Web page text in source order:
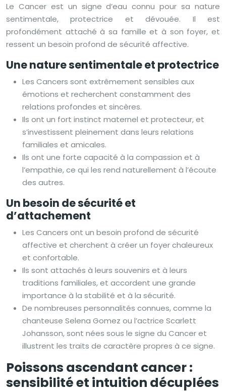
Le Cancer est un signe d’eau connu pour sa nature
sentimentale, protectrice et dévouée. Il est
profondément attaché à sa famille et à son foyer, et
ressent un besoin profond de sécurité affective.
Une nature sentimentale et protectrice
Les Cancers sont extrêmement sensibles aux
émotions et recherchent constamment des
relations profondes et sincères.
Ils ont un fort instinct maternel et protecteur, et
s’investissent pleinement dans leurs relations
familiales et amicales.
Ils ont une forte capacité à la compassion et à
l’empathie, ce qui les rend naturellement à l’écoute
des autres.
Un besoin de sécurité et
d’attachement
Les Cancers ont un besoin profond de sécurité
affective et cherchent à créer un foyer chaleureux
et confortable.
Ils sont attachés à leurs souvenirs et à leurs
traditions familiales, et accordent une grande
importance à la stabilité et à la sécurité.
De nombreuses personnalités connues, comme la
chanteuse Selena Gomez ou l’actrice Scarlett
Johansson, sont nées sous le signe du Cancer et
illustrent les traits de caractère propres à ce signe.
Poissons ascendant cancer :
sensibilité et intuition décuplées